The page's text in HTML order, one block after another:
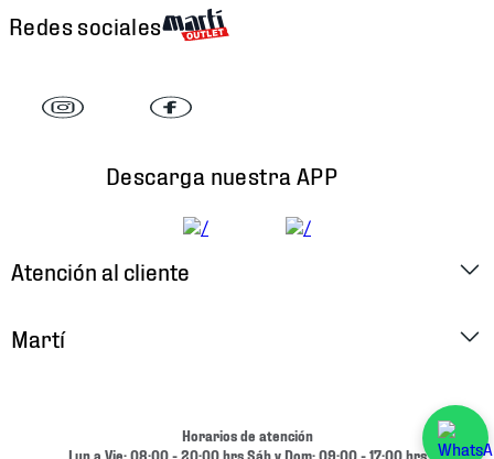
Redes sociales
Descarga nuestra APP
Atención al cliente
Cambios y Devoluciones
Martí
Horarios de atención
Lun a Vie: 08:00 - 20:00 hrs Sáb y Dom: 09:00 - 17:00 hrs